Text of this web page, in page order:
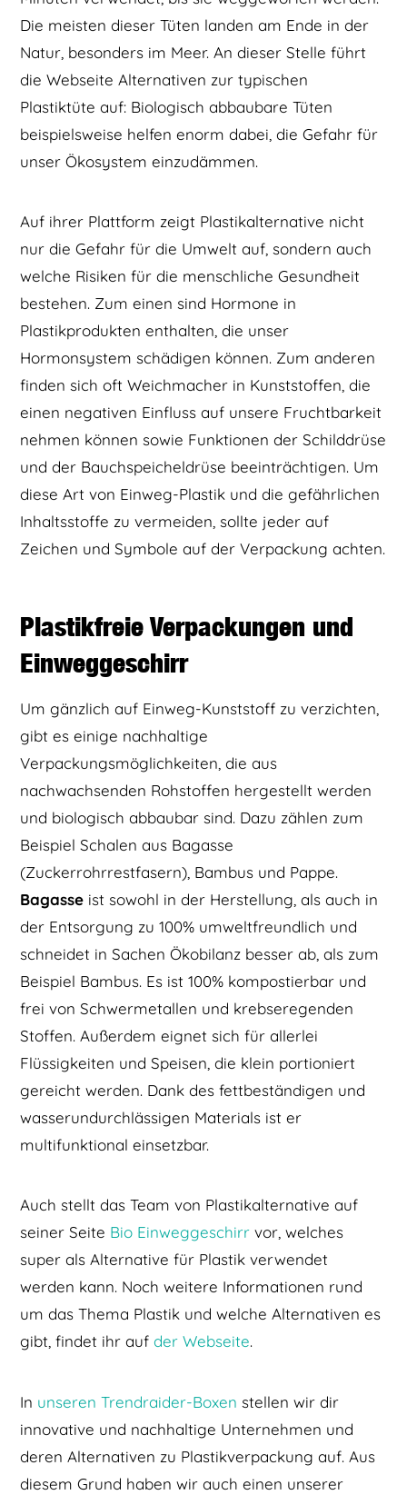
Die meisten dieser Tüten landen am Ende in der
Natur, besonders im Meer. An dieser Stelle führt
die Webseite Alternativen zur typischen
Plastiktüte auf: Biologisch abbaubare Tüten
beispielsweise helfen enorm dabei, die Gefahr für
unser Ökosystem einzudämmen.
Auf ihrer Plattform zeigt Plastikalternative nicht
nur die Gefahr für die Umwelt auf, sondern auch
welche Risiken für die menschliche Gesundheit
bestehen. Zum einen sind Hormone in
Plastikprodukten enthalten, die unser
Hormonsystem schädigen können. Zum anderen
finden sich oft Weichmacher in Kunststoffen, die
einen negativen Einfluss auf unsere Fruchtbarkeit
nehmen können sowie Funktionen der Schilddrüse
und der Bauchspeicheldrüse beeinträchtigen. Um
diese Art von Einweg-Plastik und die gefährlichen
Inhaltsstoffe zu vermeiden, sollte jeder auf
Zeichen und Symbole auf der Verpackung achten.
Plastikfreie Verpackungen und
Einweggeschirr
Um gänzlich auf Einweg-Kunststoff zu verzichten,
gibt es einige nachhaltige
Verpackungsmöglichkeiten, die aus
nachwachsenden Rohstoffen hergestellt werden
und biologisch abbaubar sind. Dazu zählen zum
Beispiel Schalen aus Bagasse
(Zuckerrohrrestfasern), Bambus und Pappe.
Bagasse ist sowohl in der Herstellung, als auch in
der Entsorgung zu 100% umweltfreundlich und
schneidet in Sachen Ökobilanz besser ab, als zum
Beispiel Bambus. Es ist 100% kompostierbar und
frei von Schwermetallen und krebseregenden
Stoffen. Außerdem eignet sich für allerlei
Flüssigkeiten und Speisen, die klein portioniert
gereicht werden. Dank des fettbeständigen und
wasserundurchlässigen Materials ist er
multifunktional einsetzbar.
Auch stellt das Team von Plastikalternative auf
seiner Seite Bio Einweggeschirr vor, welches
super als Alternative für Plastik verwendet
werden kann. Noch weitere Informationen rund
um das Thema Plastik und welche Alternativen es
gibt, findet ihr auf der Webseite.
In unseren Trendraider-Boxen stellen wir dir
innovative und nachhaltige Unternehmen und
deren Alternativen zu Plastikverpackung auf. Aus
diesem Grund haben wir auch einen unserer